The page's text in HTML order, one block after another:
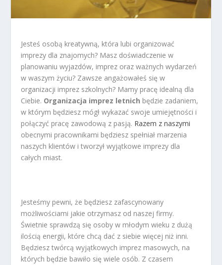
Jesteś osobą kreatywną, która lubi organizować
imprezy dla znajomych? Masz doświadczenie w
planowaniu wyjazdów, imprez oraz ważnych wydarzeń
w waszym życiu? Zawsze angażowałeś się w
organizacji imprez szkolnych? Mamy pracę idealną dla
Ciebie. Organizacja imprez letnich będzie zadaniem,
w którym będziesz mógł wykazać swoje umiejętności i
połączyć pracę zawodową z pasją. Razem z naszymi
obecnymi pracownikami będziesz spełniał marzenia
naszych klientów i tworzył wyjątkowe imprezy dla
całych miast.
Jesteśmy pewni, że będziesz zafascynowany
możliwościami jakie otrzymasz od naszej firmy.
Świetnie sprawdzą się osoby w młodym wieku z dużą
ilością energii, które chcą dać z siebie więcej niż inni.
Będziesz twórcą wyjątkowych imprez masowych, na
których będzie bawiło się wiele osób. Z czasem